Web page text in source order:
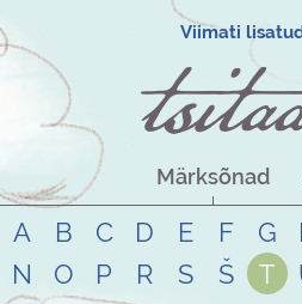
Viimati
Märksõnad
A B C D E F G
N
O P R S Š T